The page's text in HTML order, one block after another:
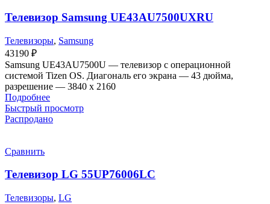
Телевизор Samsung UE43AU7500UXRU
Телевизоры, Samsung
43190 ₽
Samsung UE43AU7500U — телевизор с операционной
системой Tizen OS. Диагональ его экрана — 43 дюйма,
разрешение — 3840 х 2160
Подробнее
Быстрый просмотр
Распродано
Сравнить
Телевизор LG 55UP76006LC
Телевизоры, LG